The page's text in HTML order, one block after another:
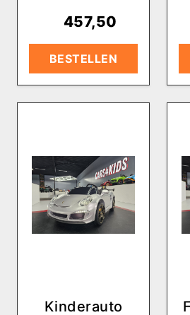
457,50
BESTELLEN
Kinderauto